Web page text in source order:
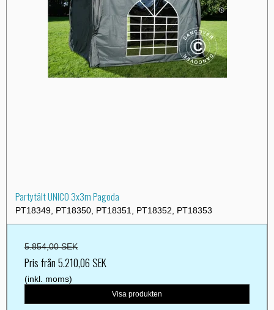
Partytält UNICO 3x3m Pagoda
PT18349, PT18350, PT18351, PT18352, PT18353
5.854,00 SEK
Pris från5.210,06 SEK
(inkl. moms)
Visa produkten